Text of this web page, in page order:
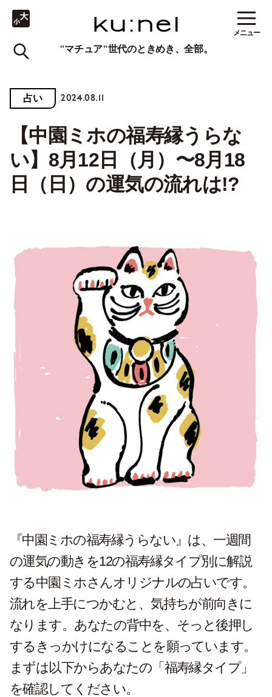
"マチュア"世代のときめき、全部。
メニュー
占い 2024.08.11
【中園ミホの福寿縁うらな
い】8月12日（月）〜8月18
日（日）の運気の流れは!?
『中園ミホの福寿縁うらない』は、一週間
の運気の動きを12の福寿縁タイプ別に解説
する中園ミホさんオリジナルの占いです。
流れを上手につかむと、気持ちが前向きに
なります。あなたの背中を、そっと後押し
するきっかけになることを願っています。
まずは以下からあなたの「福寿縁タイプ」
を確認してください。